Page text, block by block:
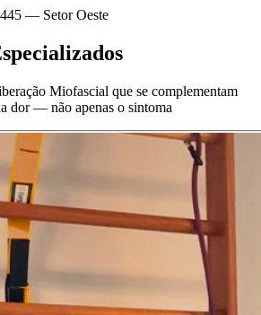
— Setor Oeste
Miofascial que se complementam
dor — não apenas o sintoma